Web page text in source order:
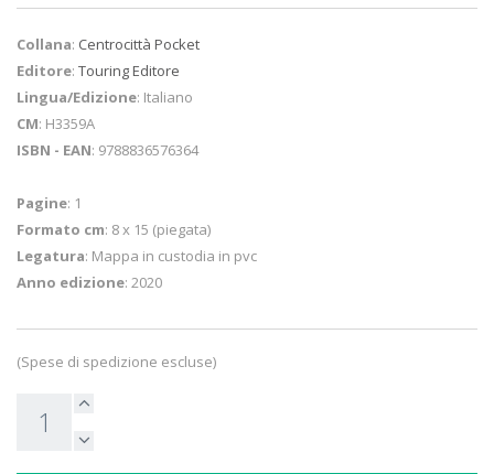
Collana: Centrocittà Pocket
Editore: Touring Editore
Lingua/Edizione: Italiano
CM: H3359A
ISBN - EAN: 9788836576364
Pagine: 1
Formato cm: 8 x 15 (piegata)
Legatura: Mappa in custodia in pvc
Anno edizione: 2020
(Spese di spedizione escluse)